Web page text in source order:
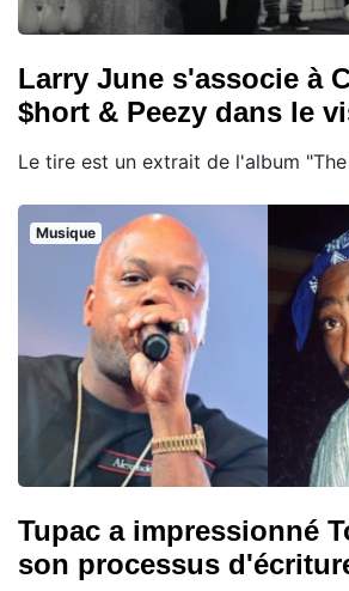
Larry June s'associe à
$hort & Peezy dans le
Le tire est un extrait de l'album
Musique
Tupac a impressionné
son processus